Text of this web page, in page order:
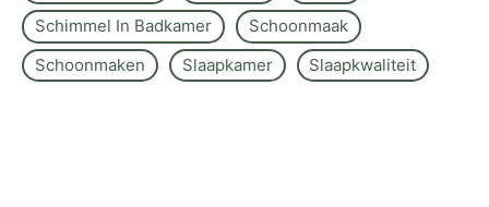
Schimmel In Badkamer
Schoonmaak
Schoonmaken
Slaapkamer
Slaapkwaliteit